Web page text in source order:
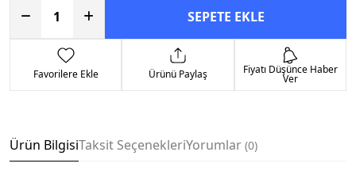
SEPETE EKLE
Favorilere Ekle Ürünü Paylaş Fiyatı Düşünce Haber
Ver
Ürün BilgisiTaksit SeçenekleriYorumlar 0